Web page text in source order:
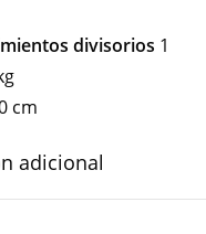
divisorios 1
cm
adicional